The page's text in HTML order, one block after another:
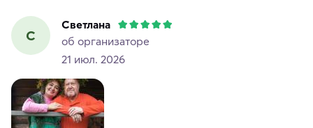
С
Светлана
об организаторе
21 июл. 2026